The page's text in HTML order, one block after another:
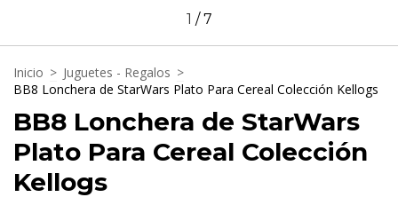
1 /7
Inicio > Juguetes - Regalos >
BB8 Lonchera de StarWars Plato Para Cereal Colección Kellogs
BB8 Lonchera de StarWars
Plato Para Cereal Colección
Kellogs